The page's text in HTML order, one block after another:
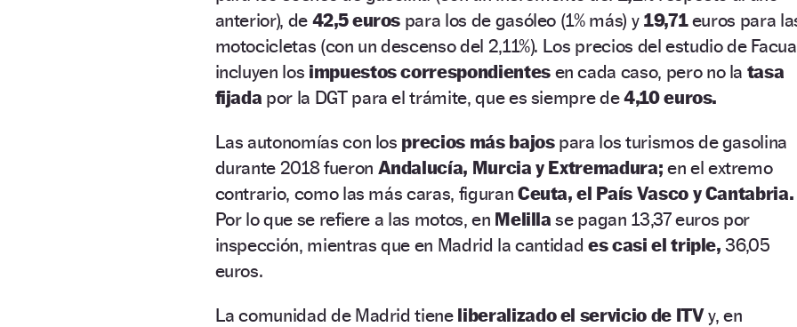
anterior), de42,5 euros para los de gasóleo (1% más) y19,71euros para
motocicletas (con un descenso del 2,11%). Los precios del estudio de Facua
incluyen los impuestos correspondientesen cada caso, pero no la tasa
fijada por la DGT para el trámite, que es siempre de4,10 euros.
Las autonomías con los precios más bajospara los turismos de gasolina
durante 2018 fueron Andalucía, Murcia y Extremadura; en el extremo
contrario, como las más caras, figuran Ceuta, el País Vasco y Cantabria.
Por lo que se refiere a las motos, en Melilla se pagan 13,37 euros por
inspección, mientras que en Madrid la cantidades casi el triple, 36,05
euros.
La comunidad de Madrid tiene liberalizado el servicio de ITVy, en